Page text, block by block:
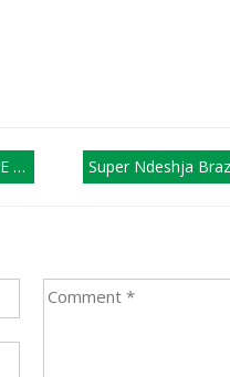
Super Ndeshja Brazil-Argentina